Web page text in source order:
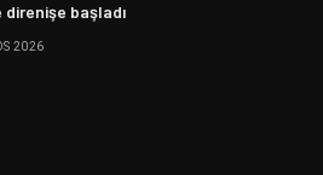
direnişe başladı
2026